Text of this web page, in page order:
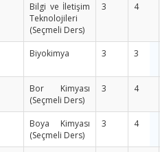
Bilgi ve İletişim
Teknolojileri
(Seçmeli Ders)
3 4
Biyokimya 3 3
Bor Kimyası
(Seçmeli Ders)
3 4
Boya Kimyası
(Seçmeli Ders)
3 4